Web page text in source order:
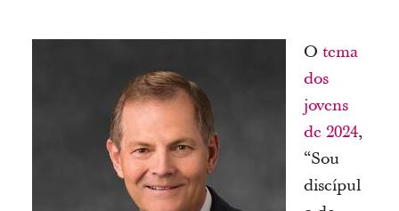
O tema
dos
jovens
de 2024,
“Sou
discípul